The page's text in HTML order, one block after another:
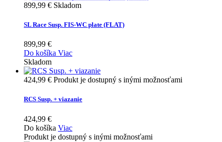
899,99 € Skladom
SL Race Susp. FIS-WC plate (FLAT)
899,99 €
Do košíka Viac
Skladom
424,99 € Produkt je dostupný s inými možnosťami
RCS Susp. + viazanie
424,99 €
Do košíka Viac
Produkt je dostupný s inými možnosťami